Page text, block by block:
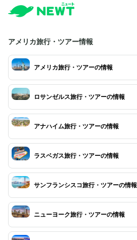
アメリカ旅行・ツアー情報
アメリカ旅行・ツアーの情報
ロサンゼルス旅行・ツアーの情報
アナハイム旅行・ツアーの情報
ラスベガス旅行・ツアーの情報
サンフランシスコ旅行・ツアーの情報
ニューヨーク旅行・ツアーの情報